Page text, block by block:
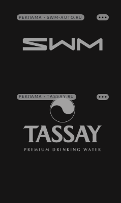
РЕКЛАМА • SWM-AUTO.RU
РЕКЛАМА • TASSAY.RU